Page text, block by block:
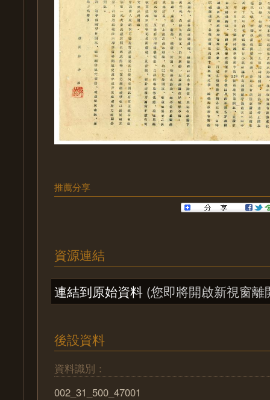
推薦分享
資源連結
連結到原始資料 (您即將開啟新視窗離
後設資料
資料識別：
002_31_500_47001